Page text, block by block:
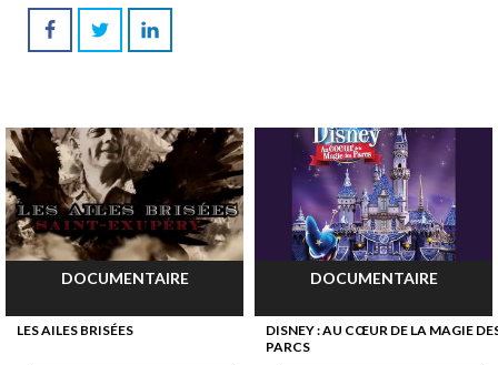
DOCUMENTAIRE
LES AILES BRISÉES
DOCUMENTAIRE
DISNEY : AU CŒUR DE LA MAGIE
PARCS